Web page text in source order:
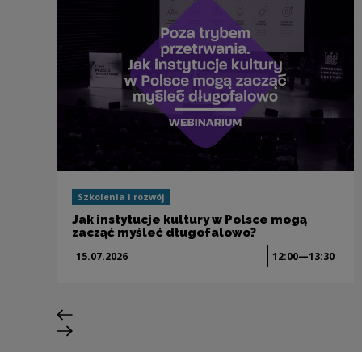
Szkolenia i rozwój
Jak instytucje kultury w Polsce mogą
zacząć myśleć długofalowo?
15.07.2026 12:00—13:30
Previous slide
Next slide